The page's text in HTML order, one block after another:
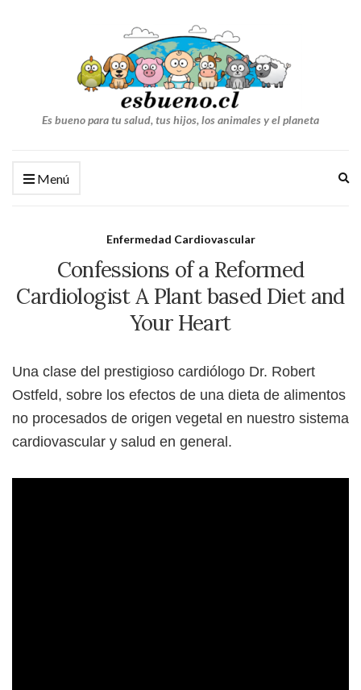
Es bueno para tu salud, tus hijos, los animales y el planeta
Menú
Enfermedad Cardiovascular
Confessions of a Reformed
Cardiologist A Plant based Diet and
Your Heart
Una clase del prestigioso cardiólogo Dr. Robert
Ostfeld, sobre los efectos de una dieta de alimentos
no procesados de origen vegetal en nuestro sistema
cardiovascular y salud en general.